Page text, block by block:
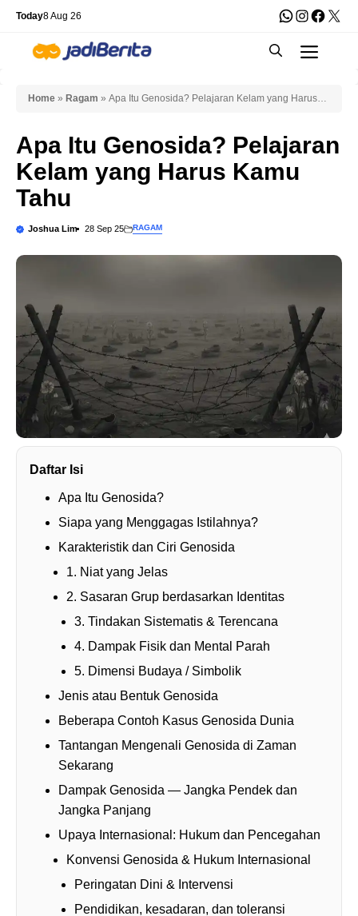
Skip
content
Today8 Aug 26 WhatsApp
X
Home » Ragam » Apa Itu Genosida? Pelajaran Kelam yang Harus
Apa Itu Genosida? Pelajaran
Kelam yang Harus Kamu
Tahu
Joshua Lim 28 Sep 25 RAGAM
Daftar Isi
Apa Itu Genosida?
Siapa yang Menggagas Istilahnya?
Karakteristik dan Ciri Genosida
1. Niat yang Jelas
2. Sasaran Grup berdasarkan Identitas
3. Tindakan Sistematis & Terencana
4. Dampak Fisik dan Mental Parah
5. Dimensi Budaya / Simbolik
Jenis atau Bentuk Genosida
Beberapa Contoh Kasus Genosida Dunia
Tantangan Mengenali Genosida di Zaman
Sekarang
Dampak Genosida — Jangka Pendek dan
Jangka Panjang
Upaya Internasional: Hukum dan Pencegahan
Konvensi Genosida & Hukum Internasional
Peringatan Dini & Intervensi
Pendidikan, kesadaran, dan toleransi